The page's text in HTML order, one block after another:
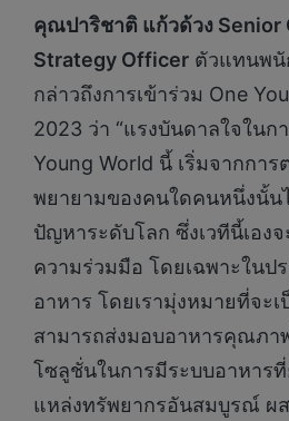
คุณปาริชาติ แก้วด้วง Senior
Strategy Officer ตัวแทนพนั
กล่าวถึงการเข้าร่วม One
2023 ว่า “แรงบันดาลใจในก
Young World นี้ เริ่มจากกา
พยายามของคนใดคนหนึ่งนั้น
ปัญหาระดับโลก ซึ่งเวทีนี้เอง
ความร่วมมือ โดยเฉพาะในป
อาหาร โดยเรามุ่งหมายที่จะ
สามารถส่งมอบอาหารคุณภา
โซลูชั่นในการมีระบบอาหาร
แหล่งทรัพยากรอันสมบูรณ์ ผ